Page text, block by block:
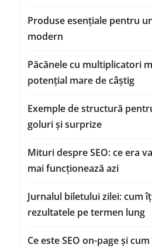
Produse esențiale pentru
modern
Păcănele cu multiplicatori
potențial mare de câștig
Exemple de structură
goluri și surprize
Mituri despre SEO: ce era
mai funcționează azi
Jurnalul biletului zilei: cum
rezultatele pe termen lung
Ce este SEO on-page și